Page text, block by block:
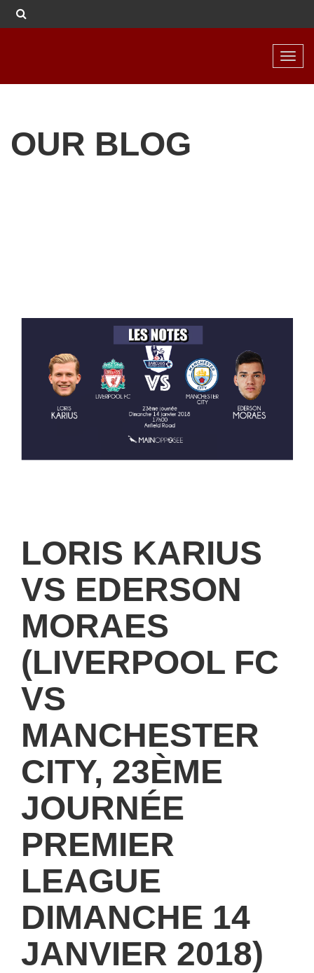
OUR BLOG
LORIS KARIUS
VS EDERSON
MORAES
(LIVERPOOL FC
VS
MANCHESTER
CITY, 23ÈME
JOURNÉE
PREMIER
LEAGUE
DIMANCHE 14
JANVIER 2018)